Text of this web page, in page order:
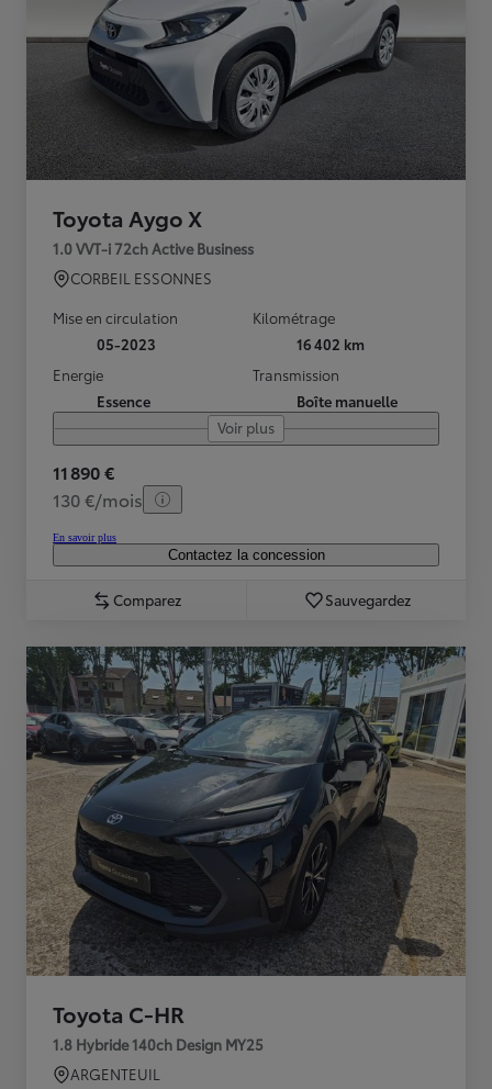
Toyota Aygo X
1.0 VVT-i 72ch Active Business
CORBEIL ESSONNES
Mise en circulation
05-2023
Kilométrage
16 402 km
Energie
Essence
Transmission
Boîte manuelle
Voir plus
11 890 €
130 €/mois
En savoir plus
Contactez la concession
Comparez Sauvegardez
Toyota C-HR
1.8 Hybride 140ch Design MY25
ARGENTEUIL